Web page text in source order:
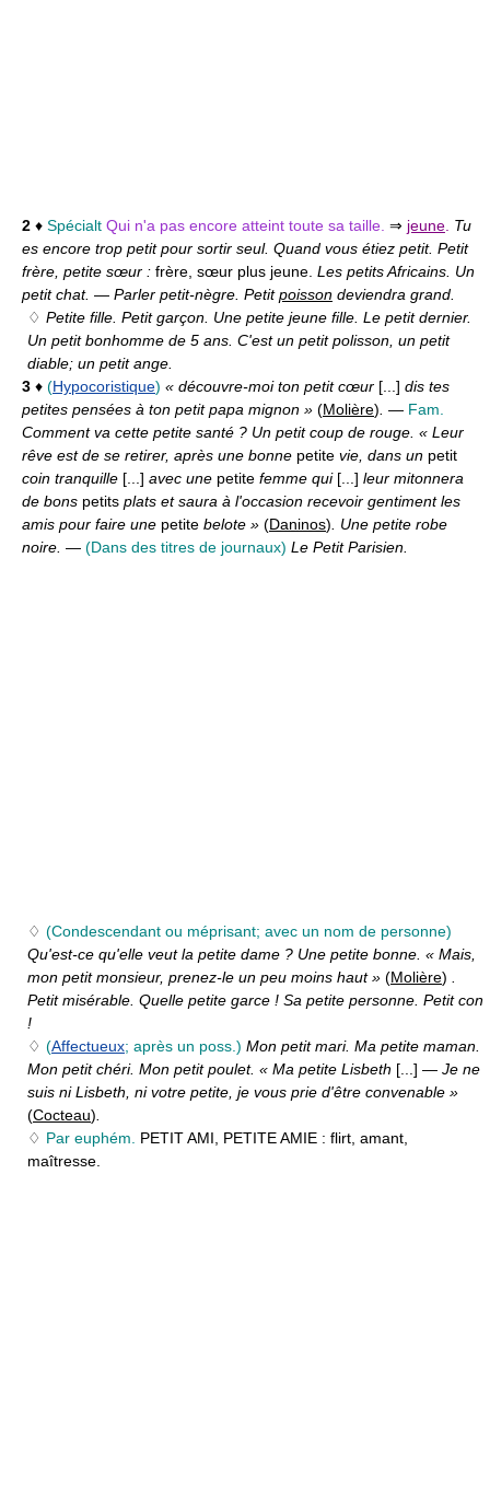
2 ♦ Spécialt Qui n'a pas encore atteint toute sa taille. ⇒ jeune Tu
es encore trop petit pour sortir seul. Quand vous étiez petit. Petit
frère, petite sœur : frère, sœur plus jeune. Les petits Africains. Un
petit chat. — Parler petit-nègre. Petitpoisson deviendra grand.
♢ Petite fille. Petit garçon. Une petite jeune fille. Le petit dernier.
Un petit bonhomme de 5 ans. C'est un petit polisson, un petit
diable; un petit ange.
3 ♦ (Hypocoristique) « découvre-moi ton petit cœur [...] dis tes
petites pensées à ton petit papa mignon » (Molière) — Fam.
Comment va cette petite santé ? Un petit coup de rouge. « Leur
rêve est de se retirer, après une bonne petite vie, dans un petit
coin tranquille [...] avec une petite femme qui [...] leur mitonnera
de bons petits plats et saura à l'occasion recevoir gentiment les
amis pour faire une petite belote » (Daninos) . Une petite robe
noire. — (Dans des titres de journaux) Le Petit Parisien.
♢ (Condescendant ou méprisant; avec un nom de personne)
Qu'est-ce qu'elle veut la petite dame ? Une petite bonne. « Mais,
mon petit monsieur, prenez-le un peu moins haut » (Molière)
Petit misérable. Quelle petite garce ! Sa petite personne. Petit con
!
♢ (Affectueux; après un poss.) Mon petit mari. Ma petite maman.
Mon petit chéri. Mon petit poulet. « Ma petite Lisbeth [...] — Je ne
suis ni Lisbeth, ni votre petite, je vous prie d'être convenable »
(Cocteau)
♢ Par euphém. PETIT AMI, PETITE AMIE : flirt, amant,
maîtresse.